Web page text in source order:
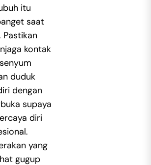
itu
saat
Pastikan
kontak
duduk
dengan
supaya
diri
yang
gugup